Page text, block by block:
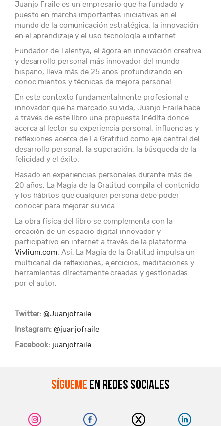
Juanjo Fraile es un empresario que ha fundado y
puesto en marcha importantes iniciativas en el
mundo de la comunicación estratégica, la innovación
en el aprendizaje y el uso tecnología e internet.
Fundador de Talentya, el ágora en innovación creativa
y desarrollo personal más innovador del mundo
hispano, lleva más de 25 años profundizando en
conocimientos y técnicas de mejora personal.
En este contexto fundamentalmente profesional e
innovador que ha marcado su vida, Juanjo Fraile hace
a través de este libro una propuesta inédita donde
acerca al lector su experiencia personal, influencias y
reflexiones acerca de La Gratitud como eje central del
desarrollo personal, la superación, la búsqueda de la
felicidad y el éxito.
Basado en experiencias personales durante más de
20 años, La Magia de la Gratitud compila el contenido
y los hábitos que cualquier persona debe poder
conocer para mejorar su vida.
La obra física del libro se complementa con la
creación de un espacio digital innovador y
participativo en internet a través de la plataforma
Vivlium.com. Así, La Magia de la Gratitud impulsa un
multicanal de reflexiones, ejercicios, meditaciones y
herramientas directamente creadas y gestionadas
por el autor.
Twitter: @Juanjofraile
Instagram: @juanjofraile
Facebook: juanjofraile
Sígueme en redes sociales